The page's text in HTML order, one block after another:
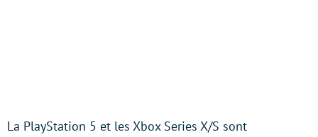
La PlayStation 5 et les Xbox Series X/S sont